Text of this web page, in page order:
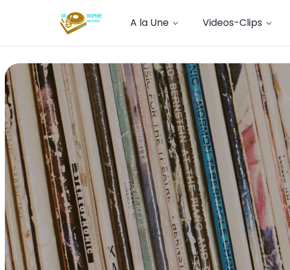
A la Une Videos-Clips